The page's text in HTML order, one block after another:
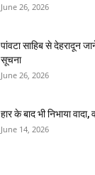
June 26, 2026
पांवटा साहिब से देहरादून
सूचना
June 26, 2026
हार के बाद भी निभाया
June 14, 2026